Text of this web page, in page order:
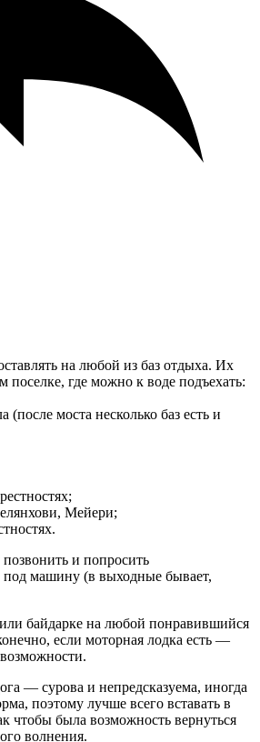
на любой из баз отдыха. Их
где можно к воде подъехать:
моста несколько баз есть и
Мейери;
и попросить
под машину (в выходные бывает,
байдарке на любой понравившийся
если моторная лодка есть —
— сурова и непредсказуема, иногда
поэтому лучше всего вставать в
чтобы была возможность вернуться
волнения.